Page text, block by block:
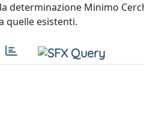
determinazione Minimo
quelle esistenti.